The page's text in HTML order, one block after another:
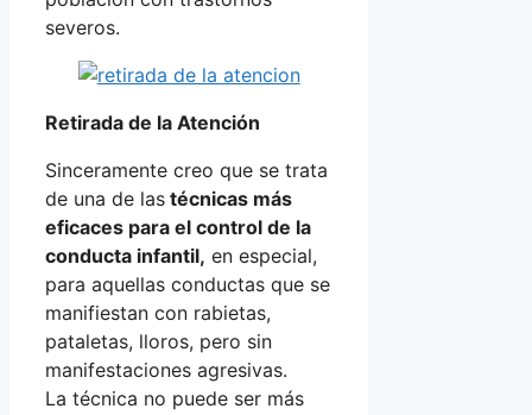
severos.
Retirada de la Atención
Sinceramente creo que se trata
de una de las técnicas más
eficaces para el control de la
conducta infantil, en especial,
para aquellas conductas que se
manifiestan con rabietas,
pataletas, lloros, pero sin
manifestaciones agresivas.
La técnica no puede ser más